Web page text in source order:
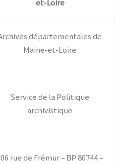
et-Loire
départementales de
Maine-et-Loire
Service de la Politique
archivistique
rue de Frémur – BP 80744 –